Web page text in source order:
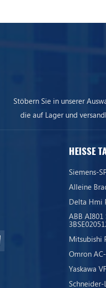
Stöbern Sie in unserer
die auf Lager und
unsere Ausrüstung
HEISSE
Siemens-
Alleine
Delta Hmi
ABB AI801
Mitsubishi
Omron
Yaskawa